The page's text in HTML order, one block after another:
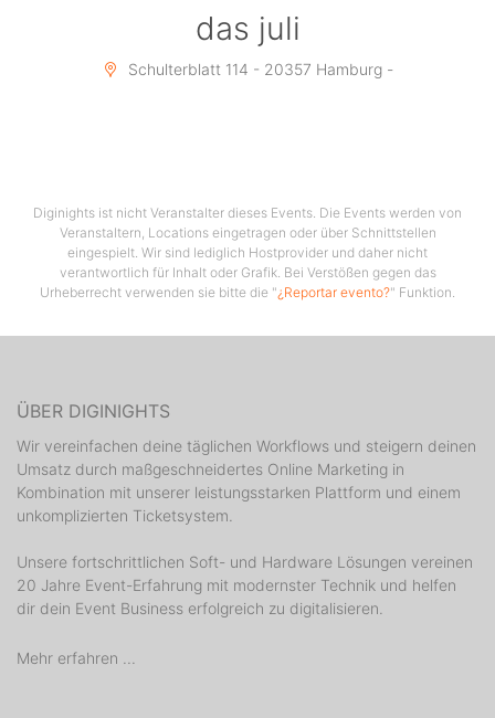
das juli
Schulterblatt 114 - 20357 Hamburg -
Diginights ist nicht Veranstalter dieses Events. Die Events werden von
Veranstaltern, Locations eingetragen oder über Schnittstellen
eingespielt. Wir sind lediglich Hostprovider und daher nicht
verantwortlich für Inhalt oder Grafik. Bei Verstößen gegen das
Urheberrecht verwenden sie bitte die "¿Reportar evento?" Funktion.
ÜBER DIGINIGHTS
Wir vereinfachen deine täglichen Workflows und steigern deinen
Umsatz durch maßgeschneidertes Online Marketing in
Kombination mit unserer leistungsstarken Plattform und einem
unkomplizierten Ticketsystem.
Unsere fortschrittlichen Soft- und Hardware Lösungen vereinen
20 Jahre Event-Erfahrung mit modernster Technik und helfen
dir dein Event Business erfolgreich zu digitalisieren.
Mehr erfahren ...